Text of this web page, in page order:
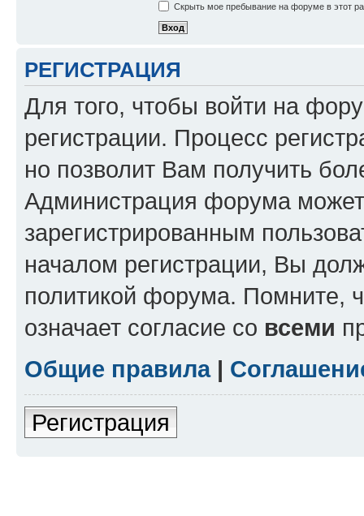
Скрыть мое пребывание на форуме в этот
РЕГИСТРАЦИЯ
Для того, чтобы войти на
регистрации. Процесс
но позволит Вам получить
Администрация форума может
зарегистрированным
началом регистрации, Вы
политикой форума. Помните,
означает согласие со всеми
Общие правила|
Регистрация